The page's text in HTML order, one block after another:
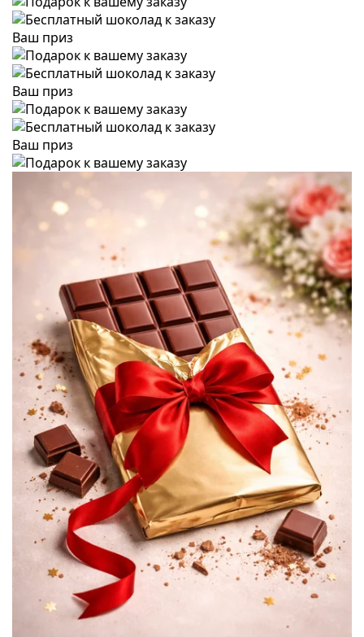
Ваш приз
Ваш приз
Ваш приз